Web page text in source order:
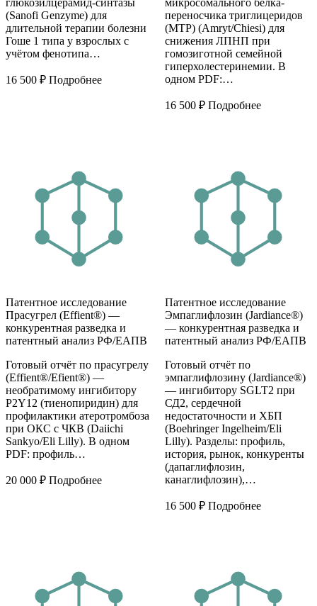
(Sanofi Genzyme) для
длительной терапии болезни
Гоше 1 типа у взрослых с
учётом фенотипа…
16 500 ₽ Подробнее
переносчика триглицеридов
(MTP) (Amryt/Chiesi) для
снижения ЛПНП при
гомозиготной семейной
гиперхолестеринемии. В
одном PDF:…
16 500 ₽ Подробнее
Патентное исследование
Прасугрел (Effient®) —
конкурентная разведка и
патентный анализ РФ/ЕАПВ
Готовый отчёт по прасугрелу
(Effient®/Efient®) —
необратимому ингибитору
P2Y12 (тиенопиридин) для
профилактики атеротромбоза
при ОКС с ЧКВ (Daiichi
Sankyo/Eli Lilly). В одном
PDF: профиль…
20 000 ₽ Подробнее
Патентное исследование
Эмпаглифлозин (Jardiance®)
— конкурентная разведка и
патентный анализ РФ/ЕАПВ
Готовый отчёт по
эмпаглифлозину (Jardiance®)
— ингибитору SGLT2 при
СД2, сердечной
недостаточности и ХБП
(Boehringer Ingelheim/Eli
Lilly). Разделы: профиль,
история, рынок, конкуренты
(дапаглифлозин,
канаглифлозин),…
16 500 ₽ Подробнее